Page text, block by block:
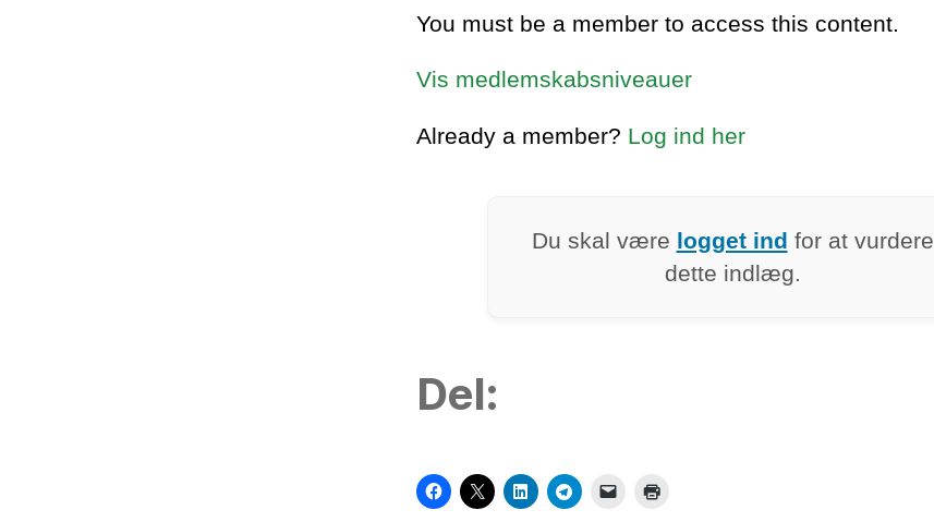
You must be a member to access this content.
Vis medlemskabsniveauer
Already a member? Log ind her
Du skal være logget ind for at vurdere
dette indlæg.
Del: